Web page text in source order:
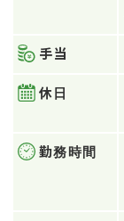
手当
休日
勤務時間